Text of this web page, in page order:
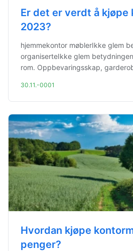
Er det er verdt å kjøpe
2023?
hjemmekontor møblerIkke glem
organiserteIkke glem
rom. Oppbevaringsskap,
30.11.-0001
Hvordan kjøpe
penger?